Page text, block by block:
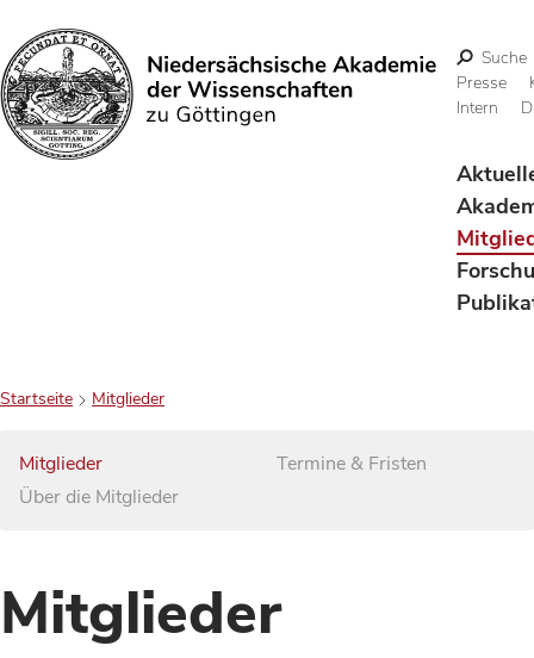
Suchen
Suche
Presse
Intern
Startseite Mitglieder
Mitglieder
Über die Mitglieder
Termine & Fristen
Mitglieder